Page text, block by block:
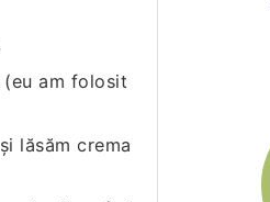
am folosit
lăsăm crema